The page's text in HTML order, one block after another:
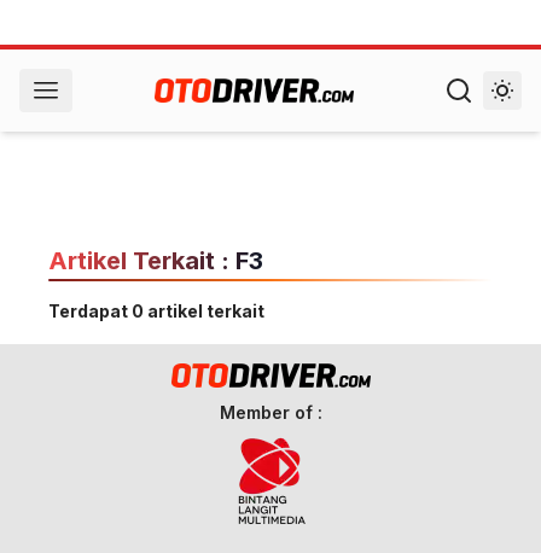
Artikel Terkait : F3
Terdapat 0 artikel terkait
Member of :